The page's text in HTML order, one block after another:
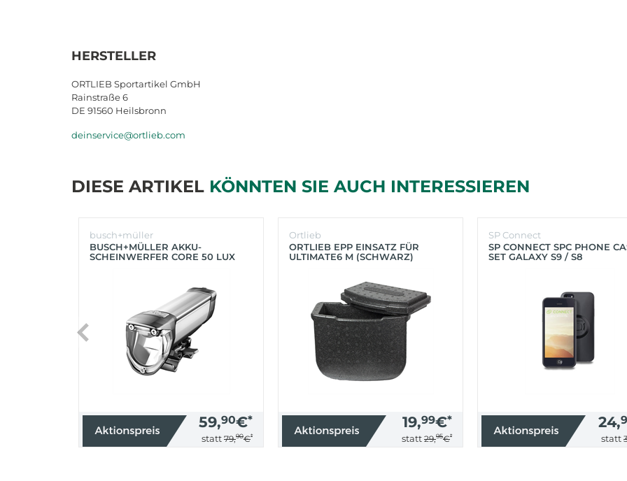
HERSTELLER
ORTLIEB Sportartikel GmbH
Rainstraße 6
DE 91560 Heilsbronn
deinservice@ortlieb.com
DIESE ARTIKEL KÖNNTEN SIE AUCH INTERESSIEREN
busch+müller
BUSCH+MÜLLER AKKU-
SCHEINWERFER CORE 50 LUX
59,90€*
statt 79,90€*
Ortlieb
ORTLIEB EPP EINSATZ FÜR
ULTIMATE6 M (SCHWARZ)
19,99€*
statt 29,95€*
SP Connect
SP CONNECT SPC PHONE
SET GALAXY S9 / S8
24,
statt